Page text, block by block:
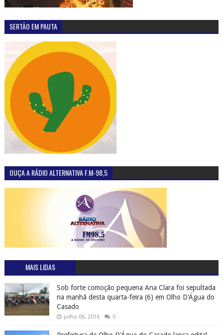
SERTÃO EM PAUTA
OUÇA A RÁDIO ALTERNATIVA F.M-98,5
MAIS LIDAS
Sob forte comoção pequena Ana Clara foi sepultada
na manhã desta quarta-feira (6) em Olho D'Água do
Casado
julho 06, 2016 0